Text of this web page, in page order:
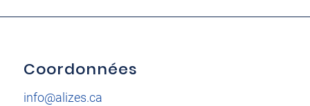
Coordonnées
info@alizes.ca